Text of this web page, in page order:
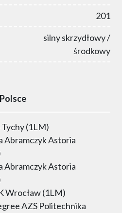
201
silny skrzydłowy /
środkowy
Tychy (1LM)
Abramczyk Astoria
Abramczyk Astoria
Wrocław (1LM)
AZS Politechnika